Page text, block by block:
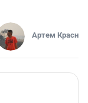
Артем Краснов